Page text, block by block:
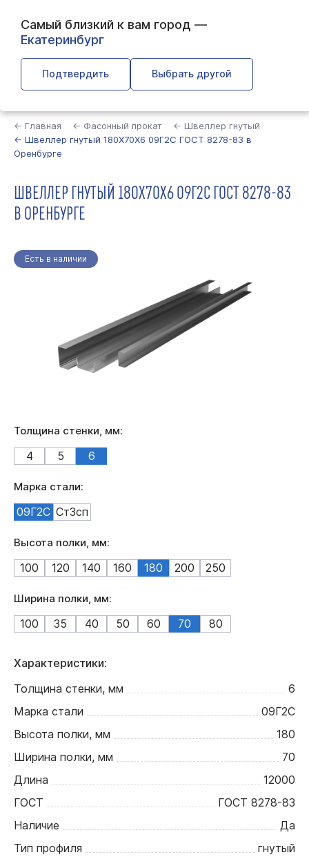
Самый близкий к вам город —
Екатеринбург
Подтвердить Выбрать другой
← Главная ← Фасонный прокат
← Швеллер гнутый
← Швеллер гнутый 180Х70Х6 09Г2С ГОСТ 8278-83 в
Оренбурге
ШВЕЛЛЕР ГНУТЫЙ 180Х70Х6 09Г2С ГОСТ 8278-83
В ОРЕНБУРГЕ
Есть в наличии
Толщина стенки, мм:
4 5 6
Марка стали:
09Г2С Ст3сп
Высота полки, мм:
100 120 140 160 180 200 250
Ширина полки, мм:
100 35 40 50 60 70 80
Характеристики:
Толщина стенки, мм
6
Марка стали
09Г2С
Высота полки, мм
180
Ширина полки, мм
70
Длина
12000
ГОСТ
ГОСТ 8278-83
Наличие
Да
Тип профиля
гнутый